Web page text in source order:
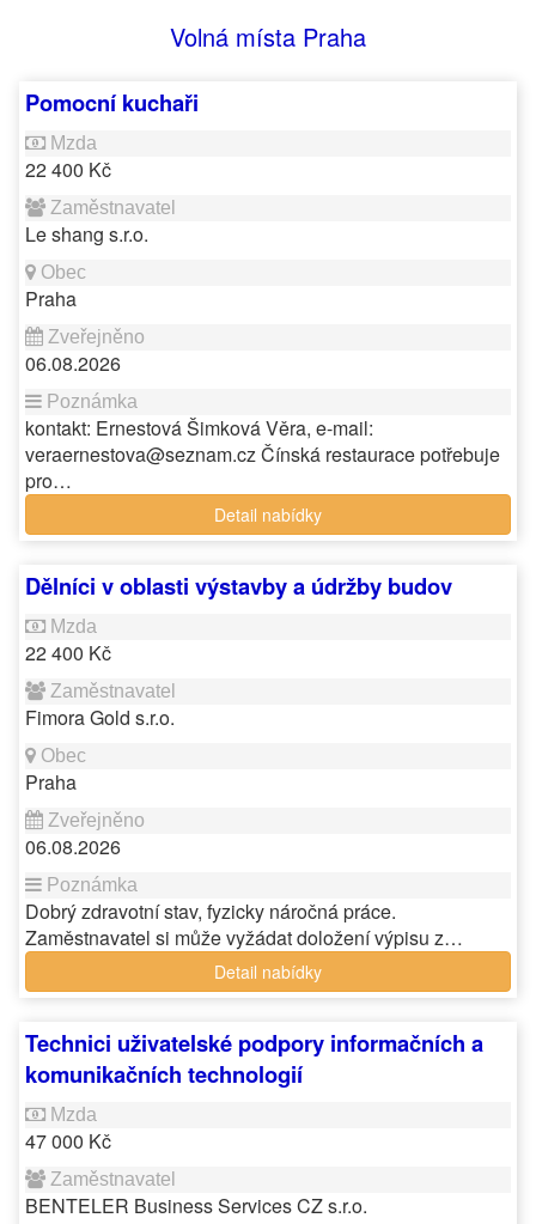
Volná místa Praha
Pomocní kuchaři
22 400 Kč
Le shang s.r.o.
Praha
06.08.2026
kontakt: Ernestová Šimková Věra, e-mail:
veraernestova@seznam.cz Čínská restaurace potřebuje
pro…
Detail nabídky
Dělníci v oblasti výstavby a údržby budov
22 400 Kč
Fimora Gold s.r.o.
Praha
06.08.2026
Dobrý zdravotní stav, fyzicky náročná práce.
Zaměstnavatel si může vyžádat doložení výpisu z…
Detail nabídky
Technici uživatelské podpory informačních a
komunikačních technologií
47 000 Kč
BENTELER Business Services CZ s.r.o.